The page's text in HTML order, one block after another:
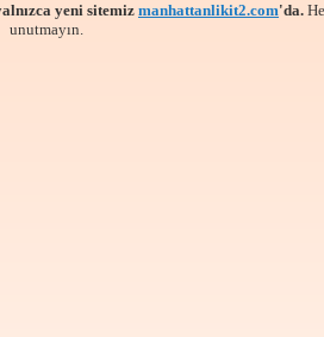
yeni sitemiz manhattanlikit2.com'da.
unutmayın.